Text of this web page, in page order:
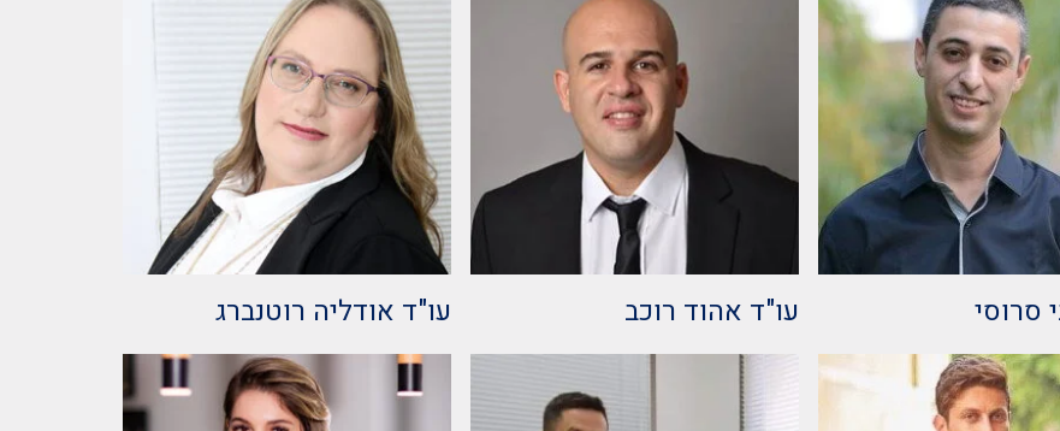
סרוסי עו"ד אהוד רוכב עו"ד אודליה רוטנברג